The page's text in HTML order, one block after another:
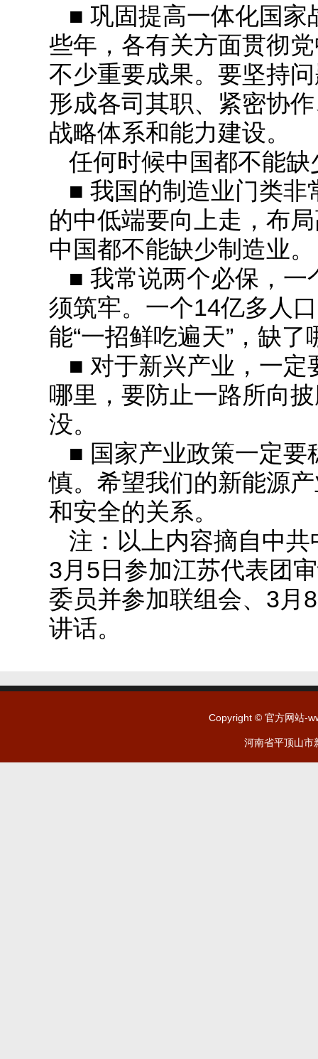
■ 巩固提高一体化国
些年，各有关方面贯彻
不少重要成果。要坚持
形成各司其职、紧密协
战略体系和能力建设。
任何时候中国都不能缺
■ 我国的制造业门类
的中低端要向上走，布
中国都不能缺少制造业。
■ 我常说两个必保，
须筑牢。一个14亿多人
能“一招鲜吃遍天”，缺
■ 对于新兴产业，一
哪里，要防止一路所向
没。
■ 国家产业政策一定
慎。希望我们的新能源
和安全的关系。
注：以上内容摘自中
3月5日参加江苏代表团
委员并参加联组会、3月
讲话。
Copyright © 官方网站-
河南省平顶山